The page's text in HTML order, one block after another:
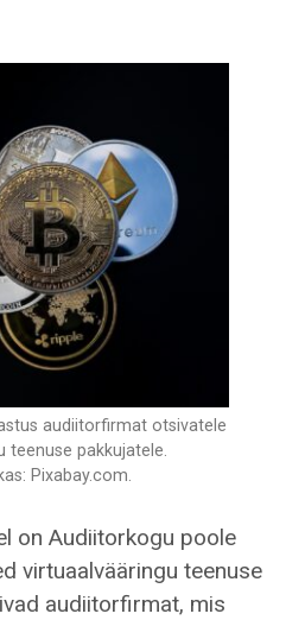
audiitorfirmat otsivatele
teenuse pakkujatele.
Pixabay.com.
on Audiitorkogu poole
virtuaalvääringu teenuse
audiitorfirmat, mis